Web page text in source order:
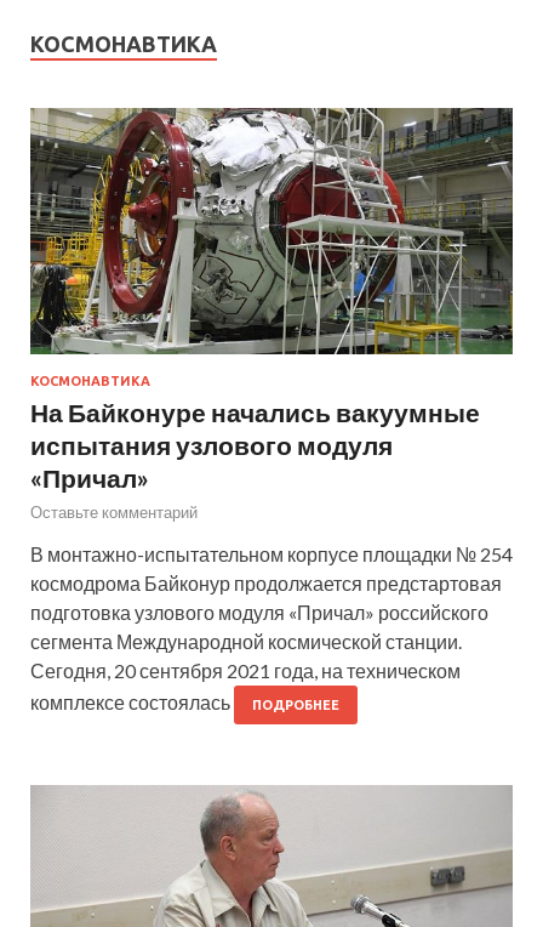
КОСМОНАВТИКА
КОСМОНАВТИКА
На Байконуре начались вакуумные
испытания узлового модуля
«Причал»
Оставьте комментарий
В монтажно-испытательном корпусе площадки № 254
космодрома Байконур продолжается предстартовая
подготовка узлового модуля «Причал» российского
сегмента Международной космической станции.
Сегодня, 20 сентября 2021 года, на техническом
комплексе состоялась
ПОДРОБНЕЕ